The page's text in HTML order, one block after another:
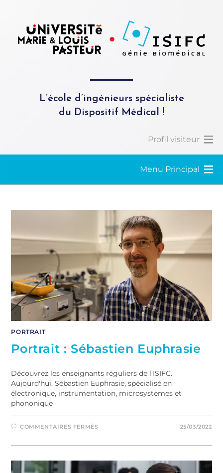
L’école d’ingénieurs spécialiste
du Dispositif Médical !
Profil visiteur
Menu Principal
PORTRAIT
Portrait : Sébastien Euphrasie
Découvrez les enseignants réguliers de l'ISIFC.
Aujourd'hui, Sébastien Euphrasie, spécialisé en
électronique, instrumentation, microsystèmes et
phononique
COMMENTAIRES FERMÉS 25/03/2022